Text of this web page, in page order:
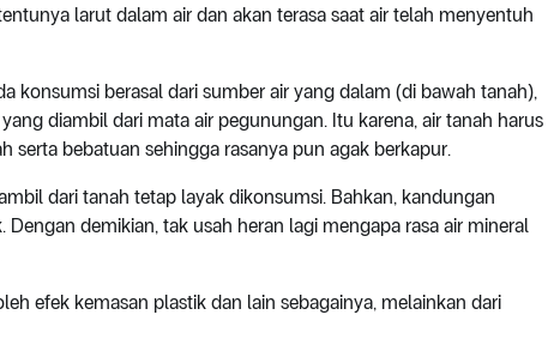
larut dalam air dan akan terasa saat air telah menyentuh
konsumsi berasal dari sumber air yang dalam (di bawah tanah),
diambil dari mata air pegunungan. Itu karena, air tanah harus
serta bebatuan sehingga rasanya pun agak berkapur.
dari tanah tetap layak dikonsumsi. Bahkan, kandungan
demikian, tak usah heran lagi mengapa rasa air mineral
efek kemasan plastik dan lain sebagainya, melainkan dari